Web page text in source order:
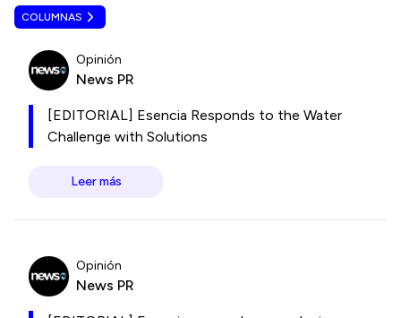
COLUMNAS
Opinión
News PR
[EDITORIAL] Esencia Responds to the Water
Challenge with Solutions
Leer más
Opinión
News PR